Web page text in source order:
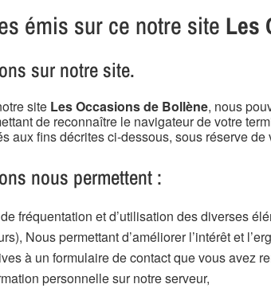
émis sur ce notre site Les
sur notre site.
site Les Occasions de Bollène, nous
de reconnaître le navigateur de votre
aux fins décrites ci-dessous, sous réserve de
nous permettent :
fréquentation et d’utilisation des diverses
Nous permettant d’améliorer l’intérêt et
à un formulaire de contact que vous avez
personnelle sur notre serveur,